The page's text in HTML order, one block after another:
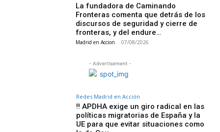
La fundadora de Caminando
Fronteras comenta que detrás de los
discursos de seguridad y cierre de
fronteras, y del endure…
Madrid en Accion - 07/08/2026
- Advertisement -
Redes Madrid en Acción
‼️ APDHA exige un giro radical en las
políticas migratorias de España y la
UE para que evitar situaciones como